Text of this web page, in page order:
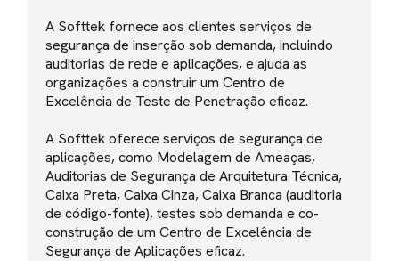
A Softtek fornece aos clientes serviços de
segurança de inserção sob demanda, incluindo
auditorias de rede e aplicações, e ajuda as
organizações a construir um Centro de
Excelência de Teste de Penetração eficaz.
A Softtek oferece serviços de segurança de
aplicações, como Modelagem de Ameaças,
Auditorias de Segurança de Arquitetura Técnica,
Caixa Preta, Caixa Cinza, Caixa Branca (auditoria
de código-fonte), testes sob demanda e co-
construção de um Centro de Excelência de
Segurança de Aplicações eficaz.